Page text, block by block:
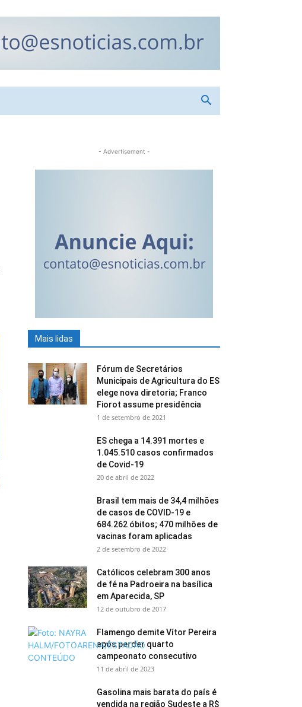
- Advertisement -
Mais lidas
Fórum de Secretários
Municipais de Agricultura do ES
elege nova diretoria; Franco
Fiorot assume presidência
1 de setembro de 2021
ES chega a 14.391 mortes e
1.045.510 casos confirmados
de Covid-19
20 de abril de 2022
Brasil tem mais de 34,4 milhões
de casos de COVID-19 e
684.262 óbitos; 470 milhões de
vacinas foram aplicadas
2 de setembro de 2022
Católicos celebram 300 anos
de fé na Padroeira na basílica
em Aparecida, SP
12 de outubro de 2017
Flamengo demite Vítor Pereira
após perder quarto
campeonato consecutivo
11 de abril de 2023
Gasolina mais barata do país é
vendida na região Sudeste a R$